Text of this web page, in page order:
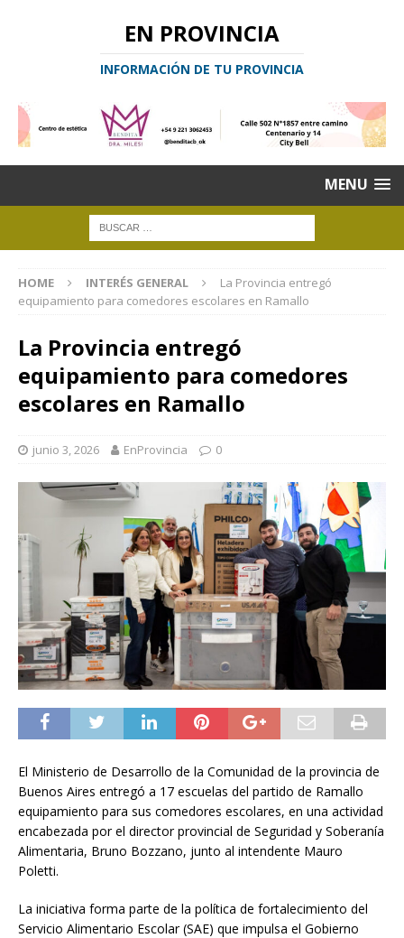
EN PROVINCIA
INFORMACIÓN DE TU PROVINCIA
MENU
HOME INTERÉS GENERAL
La Provincia entregó
equipamiento para comedores escolares en Ramallo
La Provincia entregó
equipamiento para comedores
escolares en Ramallo
junio 3, 2026 EnProvincia 0
El Ministerio de Desarrollo de la Comunidad de la provincia de
Buenos Aires entregó a 17 escuelas del partido de Ramallo
equipamiento para sus comedores escolares, en una actividad
encabezada por el director provincial de Seguridad y Soberanía
Alimentaria, Bruno Bozzano, junto al intendente Mauro
Poletti.
La iniciativa forma parte de la política de fortalecimiento del
Servicio Alimentario Escolar (SAE) que impulsa el Gobierno